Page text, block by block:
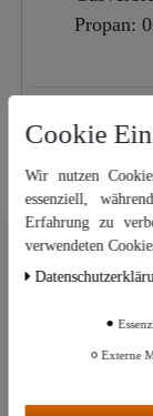
Propan:
Artikel
Dazu passend
Wir nutzen
zu verbessern.
und
Cookie
Wir nutzen
essenziell,
Erfahrung zu
verwendeten
Externe